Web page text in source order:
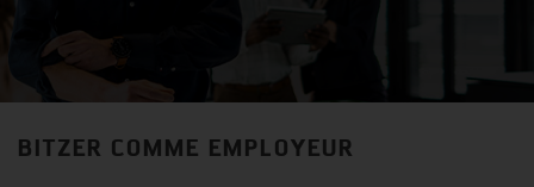
BITZER COMME EMPLOYEUR